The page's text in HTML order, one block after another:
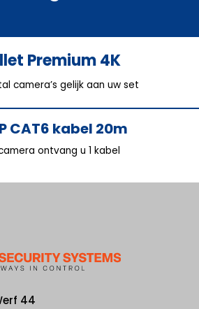
Premium 4K
camera’s gelijk aan uw set
CAT6 kabel 20m
ontvang u 1 kabel
44